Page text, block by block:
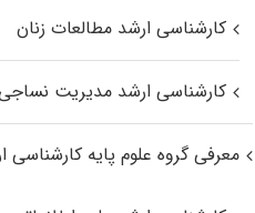
کارشناسی ارشد مطالعات زنان
کارشناسی ارشد مدیریت
معرفی گروه علوم پایه کارشناسی